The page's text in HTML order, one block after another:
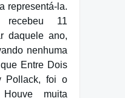
representá-la.
11
daquele ano,
nenhuma
Entre Dois
Pollack, foi o
muita